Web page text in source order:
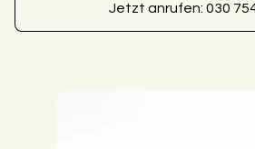
Jetzt anrufen: 030